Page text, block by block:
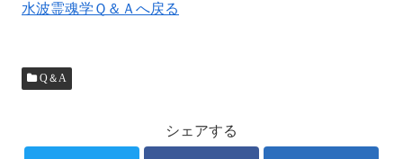
水波霊魂学Ｑ＆Ａへ戻る
Q＆A
シェアする